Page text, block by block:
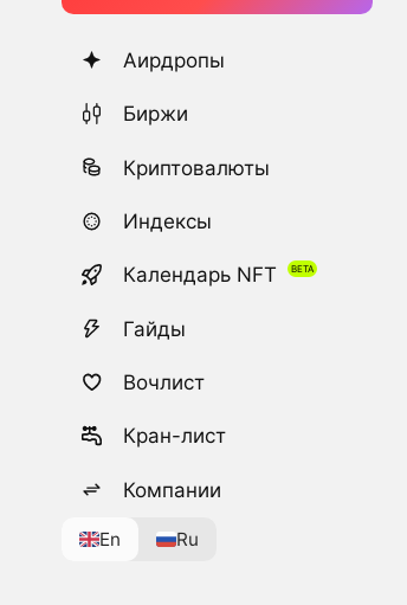
Аирдропы
Биржи
Криптовалюты
Индексы
Календарь NFT
Гайды
Вочлист
Кран-лист
Компании
En Ru